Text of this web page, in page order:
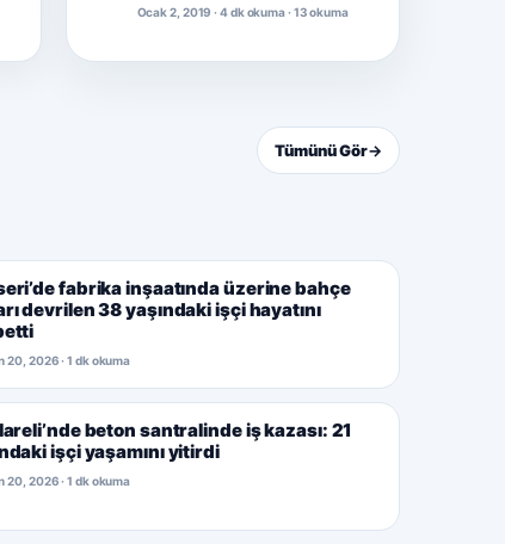
Ocak 2, 2019 · 4 dk okuma · 13 okuma
Tümünü Gör→
fabrika inşaatında üzerine bahçe
devrilen 38 yaşındaki işçi hayatını
20, 2026 · 1 dk okuma
beton santralinde iş kazası: 21
işçi yaşamını yitirdi
20, 2026 · 1 dk okuma